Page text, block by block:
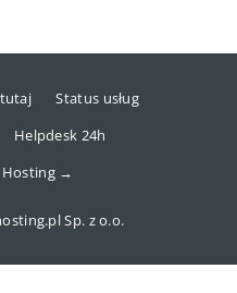
Status usług
Helpdesk 24h
Hosting →
Sp. z o.o.